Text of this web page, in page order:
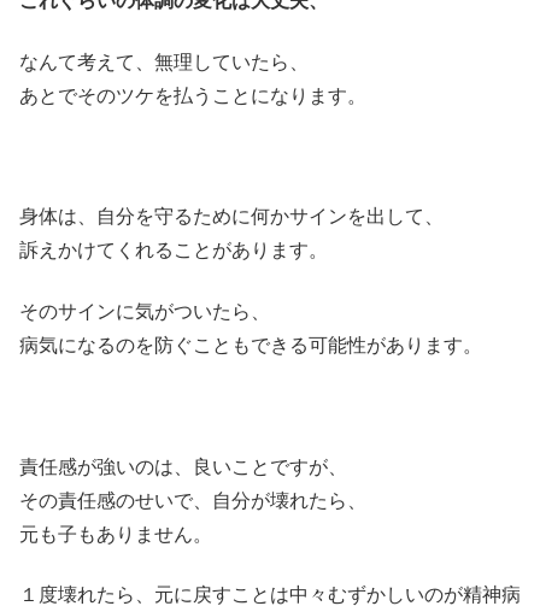
なんて考えて、無理していたら、
あとでそのツケを払うことになります。
身体は、自分を守るために何かサインを出して、
訴えかけてくれることがあります。
そのサインに気がついたら、
病気になるのを防ぐこともできる可能性があります。
責任感が強いのは、良いことですが、
その責任感のせいで、自分が壊れたら、
元も子もありません。
１度壊れたら、元に戻すことは中々むずかしいのが精神病